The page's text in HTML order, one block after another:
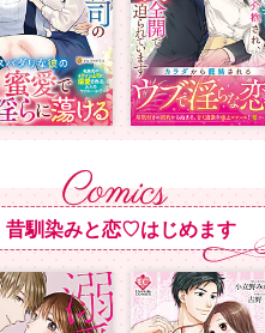
昔馴染みと恋♡はじめます